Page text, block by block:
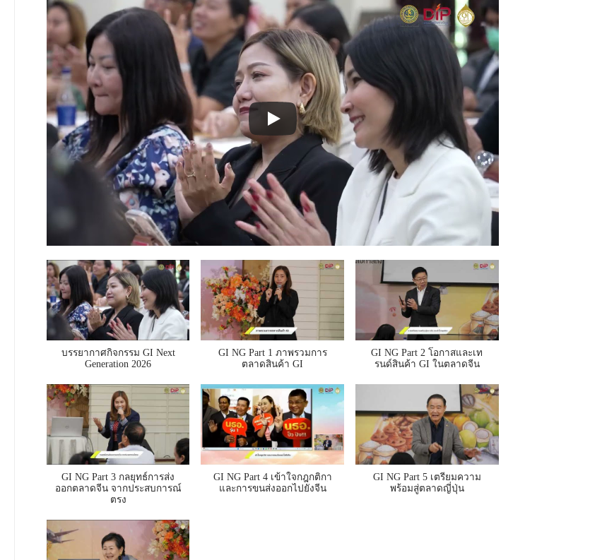
บรรยากาศกิจกรรม GI Next
Generation 2026
GI NG Part 1 ภาพรวมการ
ตลาดสินค้า GI
GI NG Part 2 โอกาสและเท
รนด์สินค้า GI ในตลาดจีน
GI NG Part 3 กลยุทธ์การส่ง
ออกตลาดจีน จากประสบการณ์
ตรง
GI NG Part 4 เข้าใจกฎกติกา
และการขนส่งออกไปยังจีน
GI NG Part 5 เตรียมความ
พร้อมสู่ตลาดญี่ปุ่น